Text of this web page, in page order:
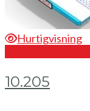
Hurtigvisning
10.205